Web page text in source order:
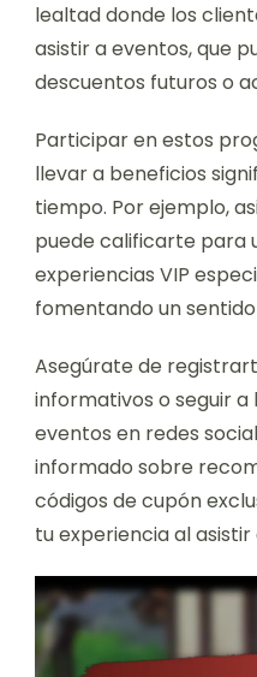
lealtad donde los
asistir a eventos, que
descuentos futuros o
Participar en estos
llevar a beneficios
tiempo. Por ejemplo,
puede calificarte para
experiencias VIP
fomentando un
Asegúrate de
informativos o seguir a
eventos en redes
informado sobre
códigos de cupón
tu experiencia al asistir